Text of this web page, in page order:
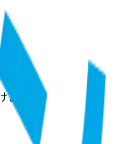
す。